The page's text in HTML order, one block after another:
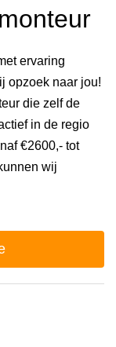
ervaring
opzoek naar jou!
die zelf de
in de regio
€2600,- tot
wij